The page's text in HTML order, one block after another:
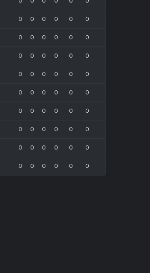
0 0 0 0 0 0
0 0 0 0 0 0
0 0 0 0 0 0
0 0 0 0 0 0
0 0 0 0 0 0
0 0 0 0 0 0
0 0 0 0 0 0
0 0 0 0 0 0
0 0 0 0 0 0